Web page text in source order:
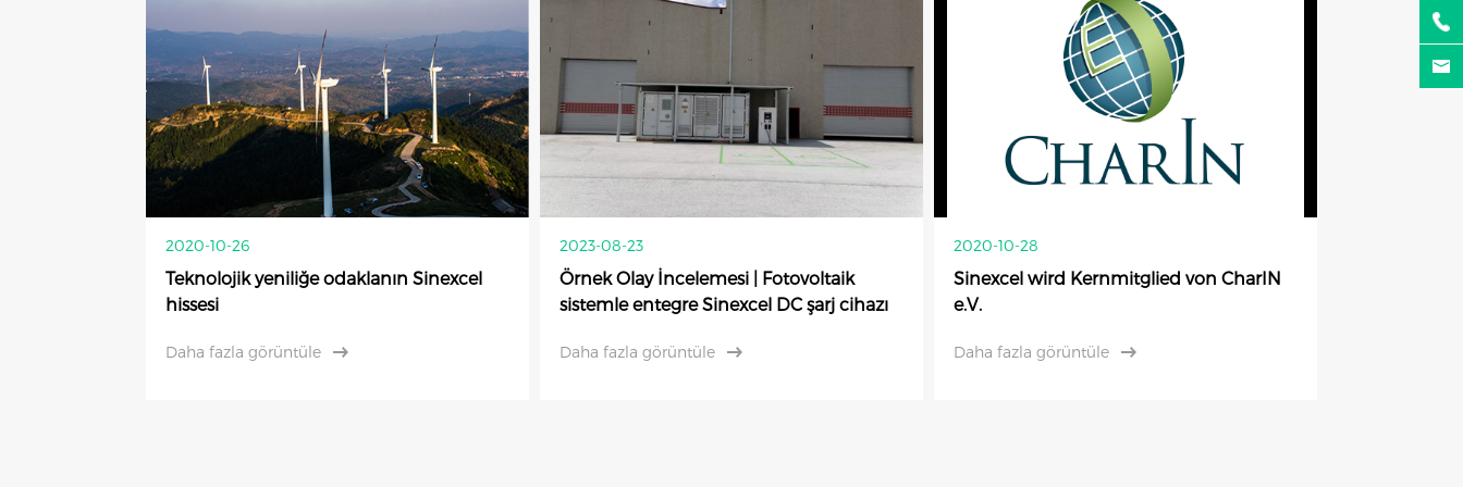
2020-10-26
Teknolojik yeniliğe odaklanın Sinexcel
hissesi
Daha fazla görüntüle
2023-08-23
Örnek Olay İncelemesi | Fotovoltaik
sistemle entegre Sinexcel DC şarj cihazı
Daha fazla görüntüle
2020-10-28
Sinexcel wird Kernmitglied von CharIN
e.V.
Daha fazla görüntüle